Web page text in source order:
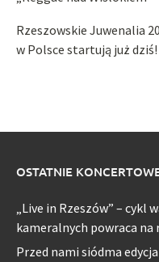
Rzeszowskie Juwenalia
w Polsce startują już dziś!
OSTATNIE
„Live in Rzeszów” –
kameralnych powraca na
Przed nami siódma